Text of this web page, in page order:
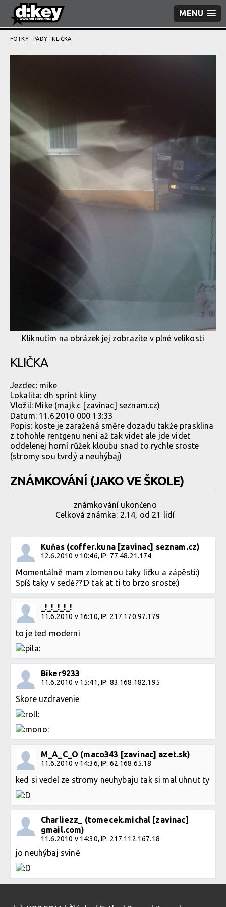
MENU
FOTKY-PÁDY- KLIČKA
Kliknutím na obrázek jej zobrazíte v plné velikosti
KLIČKA
Jezdec: mike
Lokalita: dh sprint klíny
Vložil: Mike(majk.c [zavinac] seznam.cz)
Datum: 11.6.2010 000 13:33
Popis: koste je zaražená směre dozadu takže prasklina
z tohohle rentgenu neni až tak videt ale jde videt
oddelenej horní růžek kloubu snad to rychle sroste
(stromy sou tvrdý a neuhýbaj)
ZNÁMKOVÁNÍ (JAKO VE ŠKOLE)
známkování ukončeno
Celková známka: 2.14, od 21 lidí
Kuňas (coffer.kuna [zavinac] seznam.cz)
12.6.2010 v 10:46, IP: 77.48.21.174
Momentálně mam zlomenou taky ličku a zápěstí:)
Spíš taky v sedě??:D tak at ti to brzo sroste:)
_!_!_!_!_!
11.6.2010 v 16:10, IP: 217.170.97.179
to je ted moderni
Biker9233
11.6.2010 v 15:41, IP: 83.168.182.195
Skore uzdravenie
M_A_C_O (maco343 [zavinac] azet.sk)
11.6.2010 v 14:36, IP: 62.168.65.18
ked si vedel ze stromy neuhybaju tak si mal uhnut ty
Charliezz_ (tomecek.michal [zavinac]
gmail.com)
11.6.2010 v 14:30, IP: 217.112.167.18
jo neuhýbaj svině